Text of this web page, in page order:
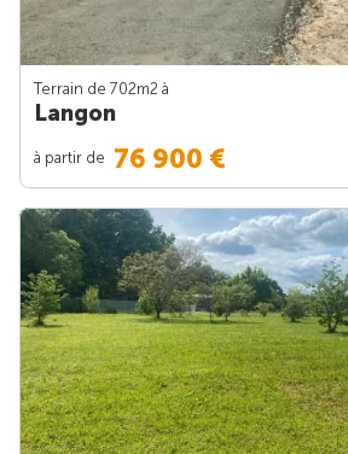
Terrain de 702m2 à
Langon
à partir de 76 900 €